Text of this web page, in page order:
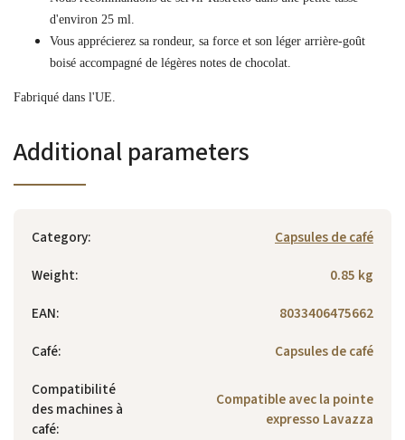
d'environ 25 ml.
Vous apprécierez sa rondeur, sa force et son léger arrière-goût
boisé accompagné de légères notes de chocolat.
Fabriqué dans l'UE.
Additional parameters
Category:
Capsules de café
Weight:
0.85 kg
EAN:
8033406475662
Café:
Capsules de café
Compatibilité
des machines à
café:
Compatible avec la pointe
expresso Lavazza